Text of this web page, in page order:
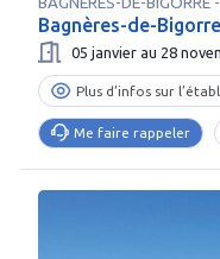
Bagnères-de-
05 janvier au 28
Plus d’infos sur
Me faire rappeler